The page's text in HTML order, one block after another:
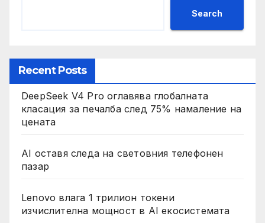
Search
Recent Posts
DeepSeek V4 Pro оглавява глобалната
класация за печалба след 75% намаление на
цената
AI оставя следа на световния телефонен
пазар
Lenovo влага 1 трилион токени
изчислителна мощност в AI екосистемата